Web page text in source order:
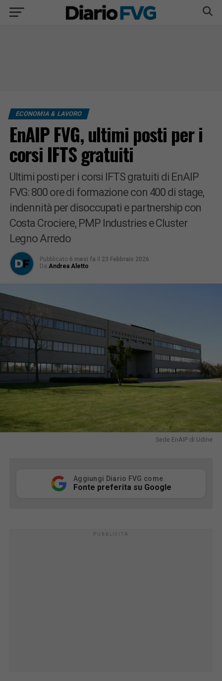
ECONOMIA & LAVORO
EnAIP FVG, ultimi posti per i
corsi IFTS gratuiti
Ultimi posti per i corsi IFTS gratuiti di EnAIP
FVG: 800 ore di formazione con 400 di stage,
indennità per disoccupati e partnership con
Costa Crociere, PMP Industries e Cluster
Legno Arredo
Pubblicato 6 mesi fa il 23 Febbraio 2026
Da Andrea Aletto
Sede EnAIP di Udine
Aggiungi Diario FVG come
Fonte preferita su Google